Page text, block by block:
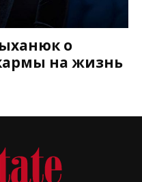
о
на жизнь